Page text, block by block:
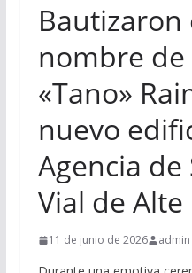
Bautizaron
nombre de
«Tano»
nuevo
Agencia
Vial de
11 de junio de 2026 admin